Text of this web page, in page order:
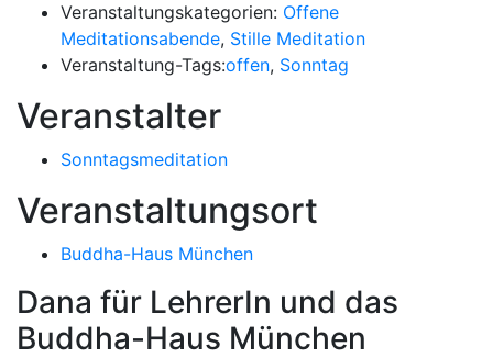
Veranstaltungskategorien: Offene
Meditationsabende, Stille Meditation
Veranstaltung-Tags:offen, Sonntag
Veranstalter
Sonntagsmeditation
Veranstaltungsort
Buddha-Haus München
Dana für LehrerIn und das
Buddha-Haus München